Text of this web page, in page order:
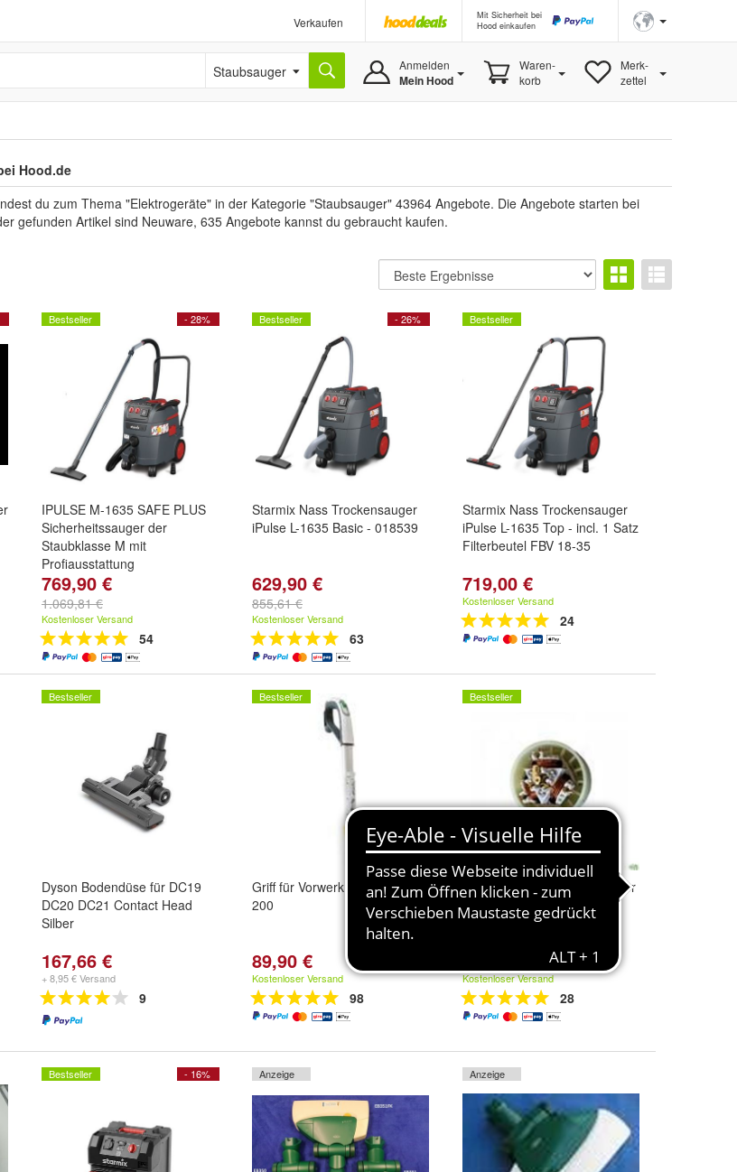
Verkaufen
Mit Sicherheit bei
Hood einkaufen
Staubsauger Anmelden
Mein Hood
Waren-
korb
Merk-
zettel
Hood.de
du zum Thema "Elektrogeräte" in der Kategorie "Staubsauger" 43964 Angebote. Die Angebote starten bei
gefunden Artikel sind Neuware, 635 Angebote kannst du gebraucht kaufen.
- 28%
Bestseller
IPULSE M-1635 SAFE PLUS
Sicherheitssauger der
Staubklasse M mit
Profiausstattung
769,90 €
1.069,81 €
Kostenloser Versand
54
- 26%
Bestseller
Starmix Nass Trockensauger
iPulse L-1635 Basic - 018539
629,90 €
855,61 €
Kostenloser Versand
63
Bestseller
Starmix Nass Trockensauger
iPulse L-1635 Top - incl. 1 Satz
Filterbeutel FBV 18-35
719,00 €
Kostenloser Versand
24
Bestseller
Dyson Bodendüse für DC19
DC20 DC21 Contact Head
Silber
167,66 €
+ 8,95 € Versand
9
Bestseller
Griff für Vorwerk Kobold VK
200
89,90 €
Kostenloser Versand
98
Bestseller
Motor für Vorwerk Akkusauger
VB 100
Kostenloser Versand
28
- 16%
Bestseller Anzeige Anzeige